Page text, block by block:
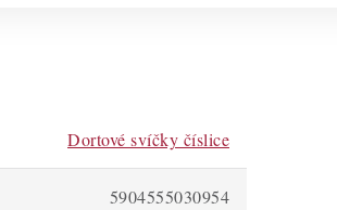
Dortové svíčky číslice
5904555030954